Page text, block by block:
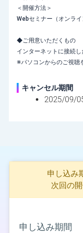
＜開催方法＞
Webセミナー（オンライ
◆ご用意いただくもの
インターネットに接続し
※パソコンからのご視聴
キャンセル期間
2025/09/
申し込み
次回の
申し込み期間